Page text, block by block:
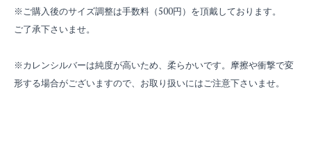
※ご購入後のサイズ調整は手数料（500円）を頂戴しております。
ご了承下さいませ。
※カレンシルバーは純度が高いため、柔らかいです。摩擦や衝撃で変
形する場合がございますので、お取り扱いにはご注意下さいませ。